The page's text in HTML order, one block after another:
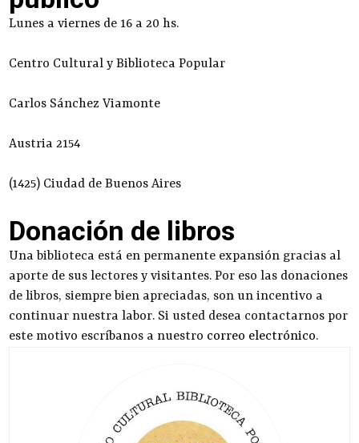
Lunes a viernes de 16 a 20 hs.
Centro Cultural y Biblioteca Popular
Carlos Sánchez Viamonte
Austria 2154
(1425) Ciudad de Buenos Aires
Donación de libros
Una biblioteca está en permanente expansión gracias al
aporte de sus lectores y visitantes. Por eso las donaciones
de libros, siempre bien apreciadas, son un incentivo a
continuar nuestra labor. Si usted desea contactarnos por
este motivo escríbanos a nuestro correo electrónico.